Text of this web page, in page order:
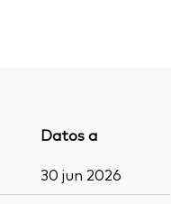
Datos a
30 jun 2026